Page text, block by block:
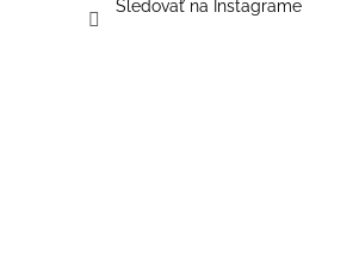
Sledovať na Instagrame